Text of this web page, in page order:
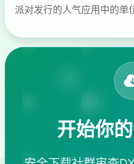
派对发行的人气应用中的单
开始你